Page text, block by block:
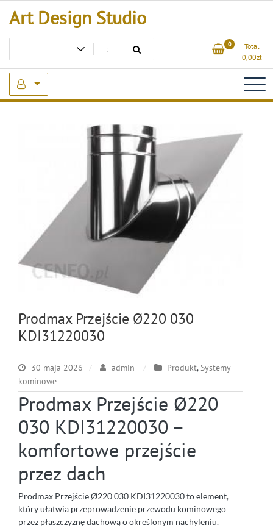
Art Design Studio
0
Total
0,00zł
Prodmax Przejście Ø220 030
KDI31220030
30 maja 2026 admin Produkt, Systemy
kominowe
Prodmax Przejście Ø220
030 KDI31220030 –
komfortowe przejście
przez dach
Prodmax Przejście Ø220 030 KDI31220030 to element,
który ułatwia przeprowadzenie przewodu kominowego
przez płaszczyznę dachową o określonym nachyleniu.